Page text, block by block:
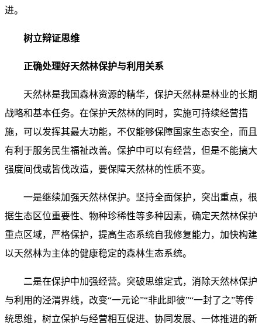
进。
树立辩证思维
正确处理好天然林保护与利用关系
天然林是我国森林资源的精华，保护天然林是林业的长期
战略和基本任务。在保护天然林的同时，实施可持续经营措
施，可以发挥其最大功能，不仅能够保障国家生态安全，而且
有利于服务民生福祉改善。保护中可以有经营，但是不能搞大
强度间伐或皆伐改造，要保障天然林的性质不变。
一是继续加强天然林保护。坚持全面保护，突出重点，根
据生态区位重要性、物种珍稀性等多种因素，确定天然林保护
重点区域，严格保护，提高生态系统自我修复能力，加快构建
以天然林为主体的健康稳定的森林生态系统。
二是在保护中加强经营。突破思维定式，消除天然林保护
与利用的泾渭界线，改变“一元论”“非此即彼”“一封了之”等传
统思维，树立保护与经营相互促进、协同发展、一体推进的新